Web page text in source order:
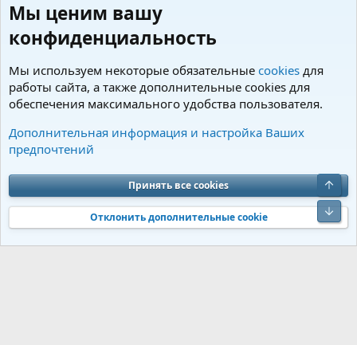
Теги
Cookies Charm by DCom
Обратная связь
Условия и правила
Политика конфиденциальности
Помощь
S
S
Community platform by XenForo® © 2010-2026 XenForo Ltd. Перевод от
Jumuro®|Media embeds via s9e/MediaSites
Мы ценим вашу
конфиденциальность
Мы используем некоторые обязательные cookies для
работы сайта, а также дополнительные cookies для
обеспечения максимального удобства пользователя.
Дополнительная информация и настройка Ваших
предпочтений
Принять все cookies
Отклонить дополнительные cookie
Верх
Низ